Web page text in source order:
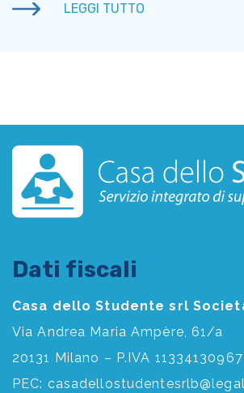
LEGGI TUTTO
Dati fiscali
Casa dello Studente srl
Via Andrea Maria Ampère, 61/a
20131 Milano – P.IVA 11334130967
PEC: